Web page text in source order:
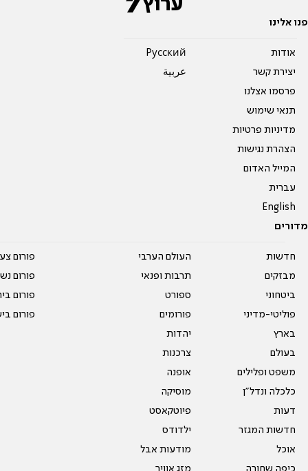
פנו אלינו
אודות
יצירת קשר
פרסמו אצלנו
תנאי שימוש
מדיניות פרטיות
הצהרת נגישות
המייל האדום
עברית
English
Pусский
عربية
מדורים
חדשות
מבזקים
ביטחוני
פוליטי-מדיני
בארץ
בעולם
משפט ופלילים
כלכלה ונדל"ן
דעות
חדשות המגזר
אוכל
העולם הערבי
תרבות ופנאי
ספורט
פורומים
יהדות
צרכנות
אופנה
מוסיקה
פיוטקאסט
ילדודס
מודעות אבל
פורום
פורום
פורום
פורום